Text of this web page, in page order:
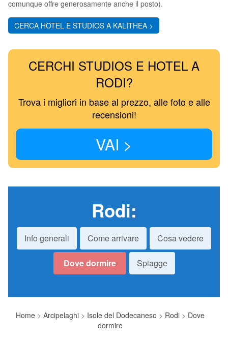
comunque offre generosamente anche il posto).
CERCA HOTEL E STUDIOS A KALITHEA >
CERCHI STUDIOS E HOTEL A
RODI?
Trova i migliori in base al prezzo, alle foto e alle
recensioni!
VAI >
Rodi:
Info generali Come arrivare Cosa vedere
Dove dormire Spiagge
Home > Arcipelaghi > Isole del Dodecaneso > Rodi > Dove
dormire